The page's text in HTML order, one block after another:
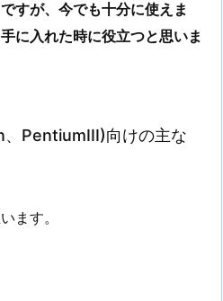
すが、今でも十分に使えま
に入れた時に役立つと思いま
PentiumIII)向けの主な
ます。